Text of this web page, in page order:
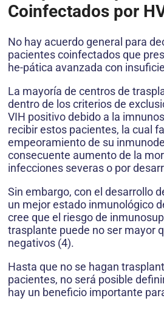
Coinfectados por
No hay acuerdo general para
pacientes coinfectados que
he-pática avanzada con
La mayoría de centros de
dentro de los criterios de
VIH positivo debido a la
recibir estos pacientes, la cual
empeoramiento de su
consecuente aumento de la
infecciones severas o por
Sin embargo, con el desarrollo
un mejor estado inmunológico
cree que el riesgo de
trasplante puede no ser mayor
negativos (4).
Hasta que no se hagan
pacientes, no será posible
hay un beneficio importante